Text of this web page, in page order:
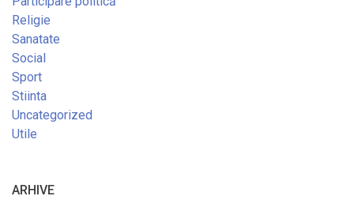
Religie
Sanatate
Social
Sport
Stiinta
Uncategorized
Utile
ARHIVE